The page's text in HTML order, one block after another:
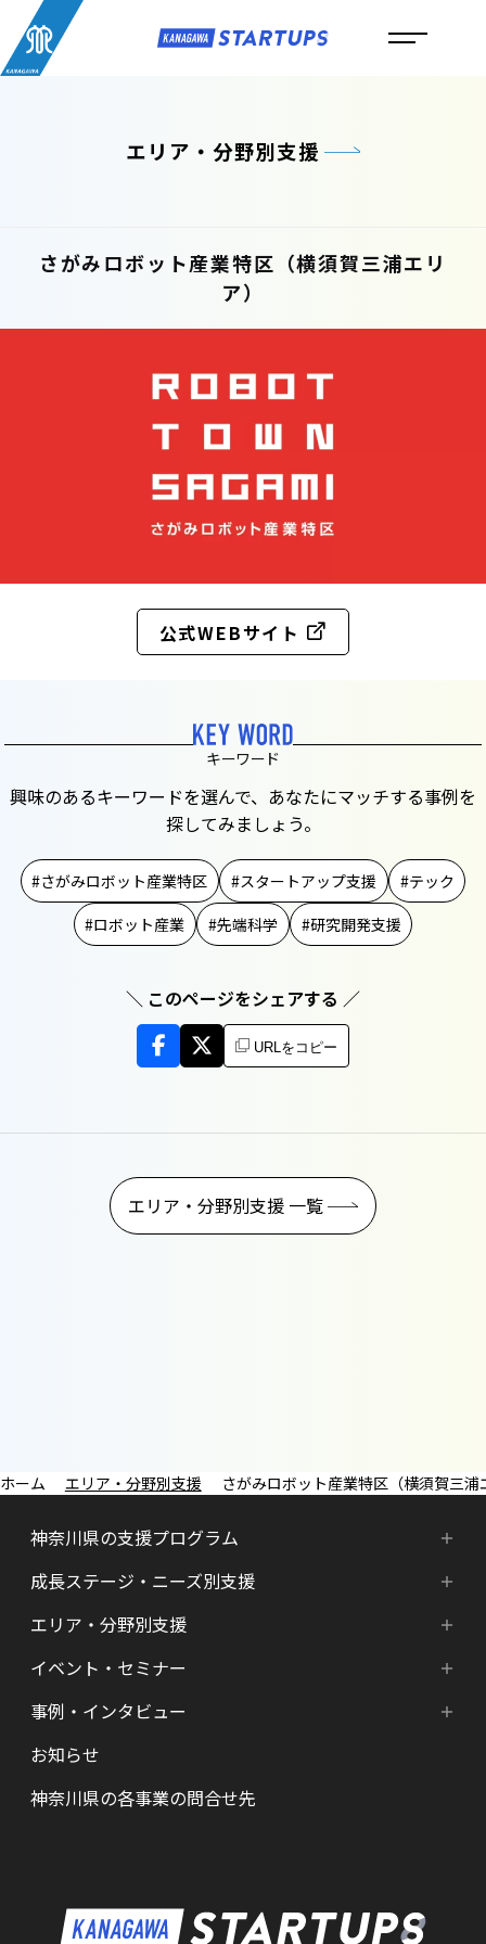
エリア・分野別支援
さがみロボット産業特区（横須賀三浦エリ
ア）
公式WEBサイト
キーワード
興味のあるキーワードを選んで、あなたにマッチする事例を
探してみましょう。
さがみロボット産業特区 スタートアップ支援
テック
ロボット産業
先端科学 研究開発支援
＼ このページをシェアする ／
URLをコピー
エリア・分野別支援 一覧
エリア・分野別支援 さがみロボット産業特区（横須賀三浦
神奈川県の支援プログラム
神奈川県の支援プログラム
HATSU-SHINKANAGAWA
HATSU起業家支援プログラム
SHINみなとみらい
KID
成長ステージ・ニーズ別支援
成長ステージ・ニーズ別支援
起業準備期支援（アイデア段階）
シード期支援（事業創出段階）
アーリー期支援（事業拡大段階）
メンター・サポーターの紹介
エリア・分野別支援
エリア・分野別支援
HATSU-SHIN の支援拠点
県内の支援拠点・コミュニティー
特区制度（国家戦略特区等）
ロボット産業・宇宙関連産業
イベント・セミナー
新着情報
カレンダー
事例・インタビュー
インタビュー（一覧）
お知らせ
神奈川県の各事業の問合せ先